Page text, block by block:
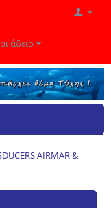
άδειο
AIRMAR &